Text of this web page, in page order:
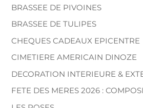
BRASSEE DE PIVOINES
BRASSEE DE TULIPES
CHEQUES CADEAUX EPICENTRE
CIMETIERE AMERICAIN DINOZE
DECORATION INTERIEURE &
FETE DES MERES 2026 :